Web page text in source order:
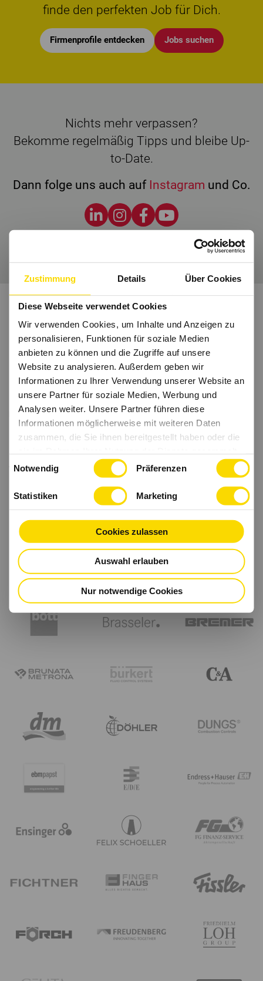
Zustimmung Details Über Cookies
Diese Webseite verwendet Cookies
Wir verwenden Cookies, um Inhalte und Anzeigen zu
personalisieren, Funktionen für soziale Medien
anbieten zu können und die Zugriffe auf unsere
Website zu analysieren. Außerdem geben wir
Informationen zu Ihrer Verwendung unserer Website an
unsere Partner für soziale Medien, Werbung und
Analysen weiter. Unsere Partner führen diese
Informationen möglicherweise mit weiteren Daten
zusammen, die Sie ihnen bereitgestellt haben oder die
haben.
Notwendig Präferenzen
Statistiken Marketing
Cookies zulassen
Auswahl erlauben
Nur notwendige Cookies
finde den perfekten Job für Dich.
Firmenprofile entdecken Jobs suchen
Nichts mehr verpassen?
Bekomme regelmäßig Tipps und bleibe Up-
to-Date.
Dann folge uns auch auf Instagram und Co.
Wir freuen uns auf Dich.